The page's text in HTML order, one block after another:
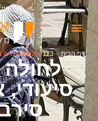
דף הבית»
123
»לחולה היה
לחולה